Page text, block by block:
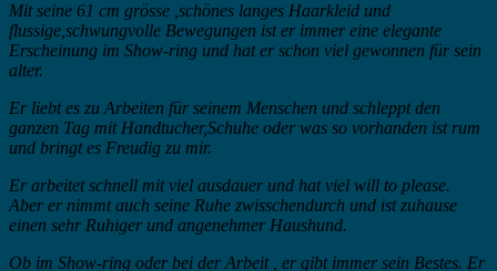
Mit seine 61 cm grösse ,schönes langes Haarkleid und
flussige,schwungvolle Bewegungen ist er immer eine elegante
Erscheinung im Show-ring und hat er schon viel gewonnen für sein
alter.
Er liebt es zu Arbeiten für seinem Menschen und schleppt den
ganzen Tag mit Handtucher,Schuhe oder was so vorhanden ist rum
und bringt es Freudig zu mir.
Er arbeitet schnell mit viel ausdauer und hat viel will to please.
Aber er nimmt auch seine Ruhe zwisschendurch und ist zuhause
einen sehr Ruhiger und angenehmer Haushund.
Ob im Show-ring oder bei der Arbeit , er gibt immer sein Bestes. Er